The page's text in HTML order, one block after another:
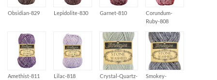
Obsidian-829 Lepidolite-830 Garnet-810
Corundum-
Ruby-808
Amethist-811 Lilac-818
Crystal-Quartz-
Smokey-